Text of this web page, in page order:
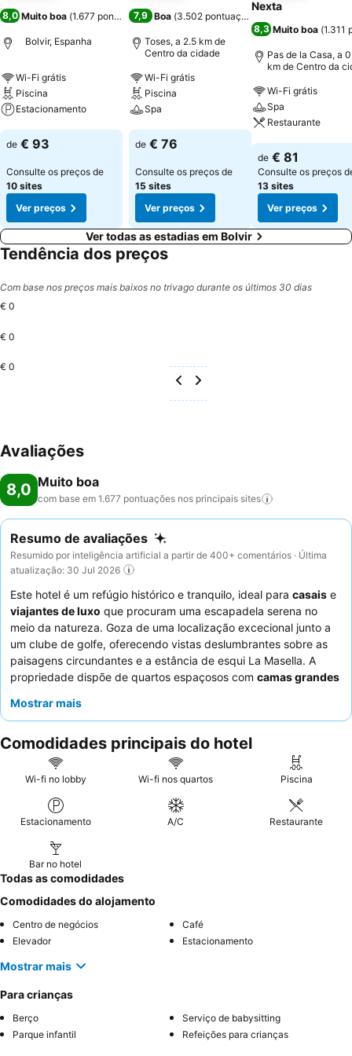
8,0 Muito boa (1.677 pontuações )
Bolvir, Espanha
Wi-Fi grátis
Piscina
Estacionamento
Ver preços
de € 93
Consulte os preços de
10 sites
Ver preços
7,9 Boa (3.502 pontuações
Toses, a 2.5 km de
Centro da cidade
Wi-Fi grátis
Piscina
Spa
Ver preços
de € 76
Consulte os preços de
15 sites
Ver preços
Nexta
8,3 Muito boa (1.311
Pas de la Casa, a
km de Centro da
Wi-Fi grátis
Spa
Restaurante
Ver preços
de € 81
Consulte os preços
13 sites
Ver preços
Ver todas as estadias em Bolvir
Tendência dos preços
Com base nos preços mais baixos no trivago durante os últimos 30 dias
€ 0
€ 0
€ 0
Avaliações
8,0 Muito boa
com base em 1.677 pontuações nos principais sites
Resumo de avaliações
Resumido por inteligência artificial a partir de 400+ comentários · Última
atualização: 30 Jul 2026
Este hotel é um refúgio histórico e tranquilo, ideal para casais e
viajantes de luxo que procuram uma escapadela serena no
meio da natureza. Goza de uma localização excecional junto a
um clube de golfe, oferecendo vistas deslumbrantes sobre as
paisagens circundantes e a estância de esqui La Masella. A
propriedade dispõe de quartos espaçosos com camas grandes
agradável. Os hóspedes elogiam consistentemente o
buffet de pequeno-almoçoé um destaque, apresentando uma
seleção variada de frutas da época, charcutaria de alta
qualidade e queijos. Para uma estadia mais tranquila, considere
Mostrar mais
Comodidades principais do hotel
Wi-fi no lobby Wi-fi nos quartos Piscina
Estacionamento A/C Restaurante
Bar no hotel
Todas as comodidades
Comodidades do alojamento
Centro de negócios
Café
Elevador
Estacionamento
Mostrar mais
Para crianças
Berço
Serviço de babysitting
Parque infantil
Refeições para crianças